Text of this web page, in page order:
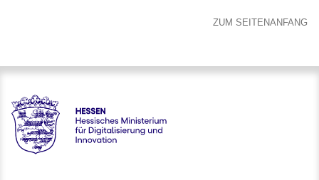
ZUM SEITENANFANG
Hessen - Hessisches Ministerium für Digitalisierung und